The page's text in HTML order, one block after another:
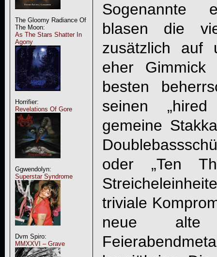
The Gloomy Radiance Of
The Moon:
As The Stars Shatter In
Agony
Horrifier:
Revelations Of Gore
Ggwendolyn:
Superstar Syndrome
Dvm Spiro:
MMXXVI – Grave
Sogenannte
blasen die
zusätzlich auf
eher Gimmick
besten
seinen
gemeine
oder „Ten
triviale
neue alte